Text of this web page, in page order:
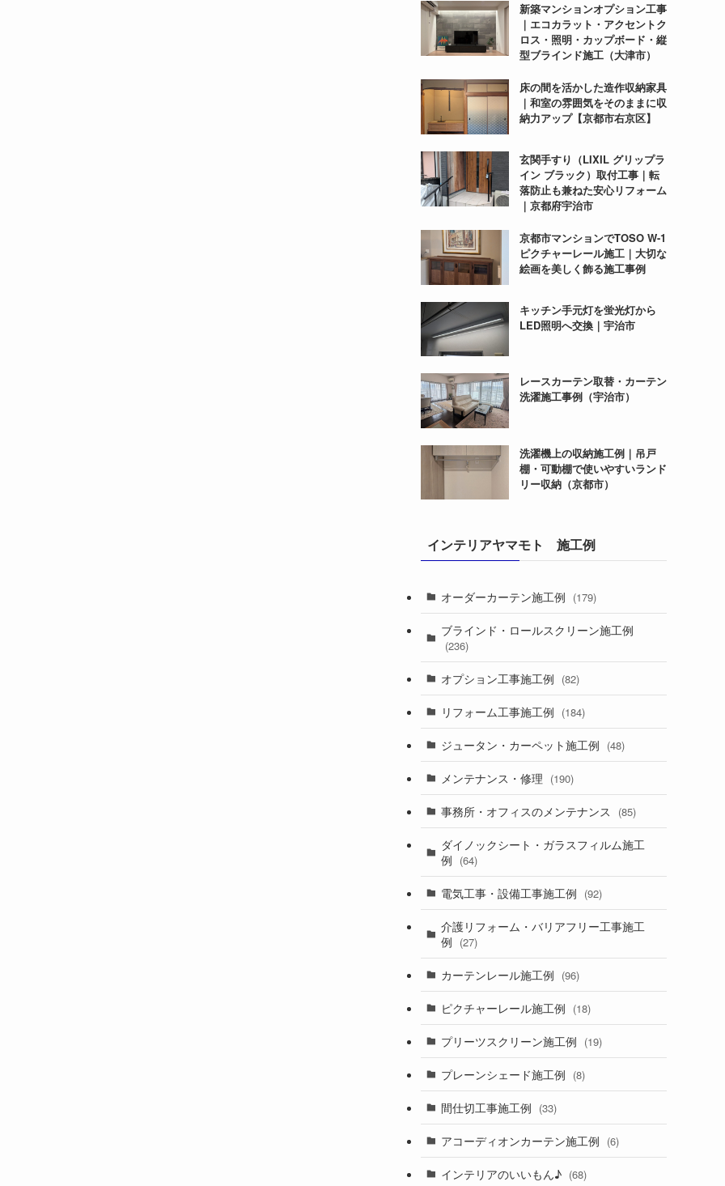
新築マンションオプション工事
｜エコカラット・アクセントク
ロス・照明・カップボード・縦
型ブラインド施工（大津市）
床の間を活かした造作収納家具
｜和室の雰囲気をそのままに収
納力アップ【京都市右京区】
玄関手すり（LIXIL グリップラ
イン ブラック）取付工事｜転
落防止も兼ねた安心リフォーム
｜京都府宇治市
京都市マンションでTOSO W-1
ピクチャーレール施工｜大切な
絵画を美しく飾る施工事例
キッチン手元灯を蛍光灯から
LED照明へ交換｜宇治市
レースカーテン取替・カーテン
洗濯施工事例（宇治市）
洗濯機上の収納施工例｜吊戸
棚・可動棚で使いやすいランド
リー収納（京都市）
インテリアヤマモト 施工例
オーダーカーテン施工例 (179)
ブラインド・ロールスクリーン施工例
(236)
オプション工事施工例 (82)
リフォーム工事施工例 (184)
ジュータン・カーペット施工例 (48)
メンテナンス・修理 (190)
事務所・オフィスのメンテナンス (85)
ダイノックシート・ガラスフィルム施工
例 (64)
電気工事・設備工事施工例 (92)
介護リフォーム・バリアフリー工事施工
例 (27)
カーテンレール施工例 (96)
ピクチャーレール施工例 (18)
プリーツスクリーン施工例 (19)
プレーンシェード施工例 (8)
間仕切工事施工例 (33)
アコーディオンカーテン施工例 (6)
インテリアのいいもん♪ (68)